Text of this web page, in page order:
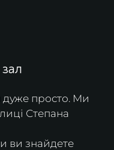
просто. Ми
Степана
ви знайдете